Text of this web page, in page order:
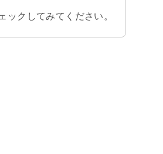
ックしてみてください。